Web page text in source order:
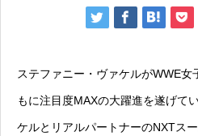
ステファニー・ヴァケルがWWE女
もに注目度MAXの大躍進を遂げて
ケルとリアルパートナーのNXTス